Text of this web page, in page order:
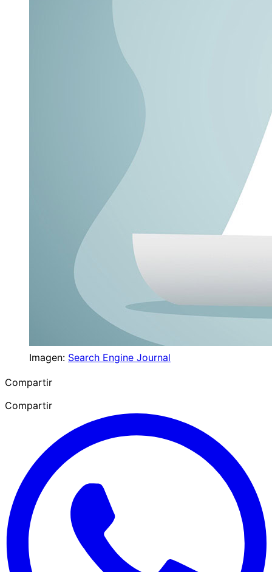
Imagen: Search Engine Journal
Compartir
Compartir